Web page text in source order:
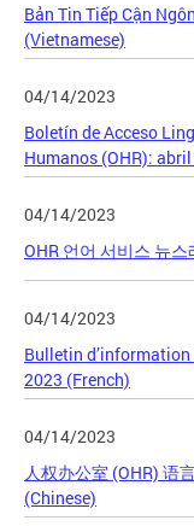
Bản Tin Tiếp Cận
(Vietnamese)
04/14/2023
Boletín de Acceso
Humanos (OHR):
04/14/2023
OHR 언어 서비스 뉴
04/14/2023
Bulletin d’information
2023 (French)
04/14/2023
人权办公室 (OHR) 语
(Chinese)